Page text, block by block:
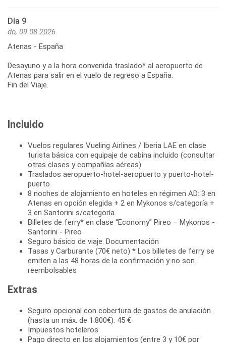
Día 9
do, 09.08.2026
Atenas - España
Desayuno y a la hora convenida traslado* al aeropuerto de
Atenas para salir en el vuelo de regreso a España.
Fin del Viaje.
Incluido
Vuelos regulares Vueling Airlines / Iberia LAE en clase
turista básica con equipaje de cabina incluido (consultar
otras clases y compañías aéreas)
Traslados aeropuerto-hotel-aeropuerto y puerto-hotel-
puerto
8 noches de alojamiento en hoteles en régimen AD: 3 en
Atenas en opción elegida + 2 en Mykonos s/categoría +
3 en Santorini s/categoría
Billetes de ferry* en clase “Economy” Pireo – Mykonos -
Santorini - Pireo
Seguro básico de viaje. Documentación
Tasas y Carburante (70€ neto) * Los billetes de ferry se
emiten a las 48 horas de la confirmación y no son
reembolsables
Extras
Seguro opcional con cobertura de gastos de anulación
(hasta un máx. de 1.800€): 45 €
Impuestos hoteleros
Pago directo en los alojamientos (entre 3 y 10€ por